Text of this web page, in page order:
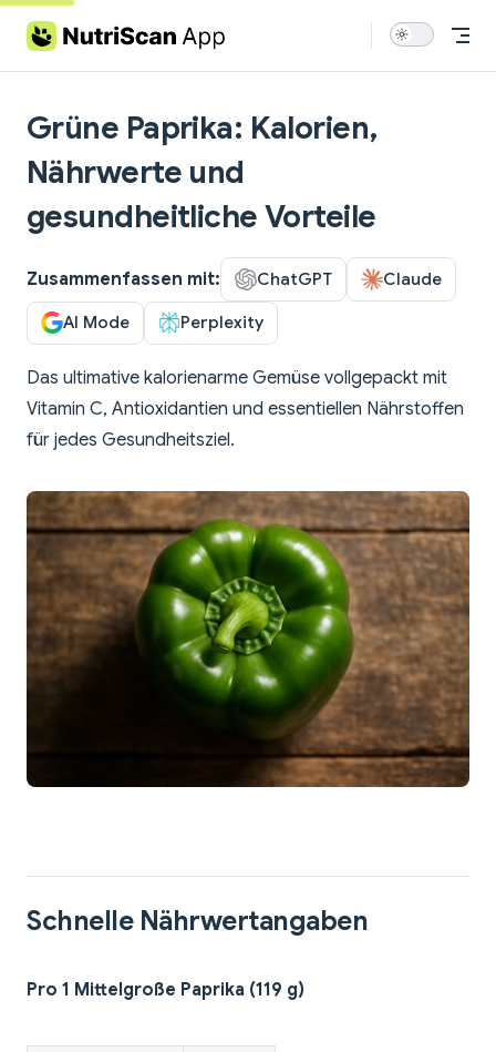
Skip to content
Grüne Paprika: Kalorien,
Nährwerte und
gesundheitliche Vorteile
Zusammenfassen mit: ChatGPT Claude
AI Mode Perplexity
Das ultimative kalorienarme Gemüse vollgepackt mit
Vitamin C, Antioxidantien und essentiellen Nährstoffen
für jedes Gesundheitsziel.
Schnelle Nährwertangaben
Pro 1 Mittelgroße Paprika (119 g)